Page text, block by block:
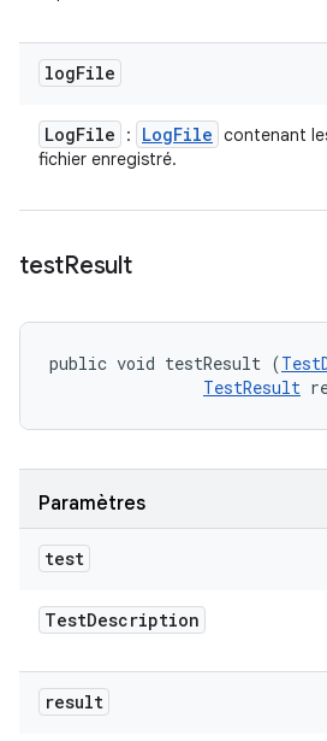
logFile
LogFile : LogFile contenant
fichier enregistré.
testResult
public void testResult (
TestResult
Paramètres
test
TestDescription
result